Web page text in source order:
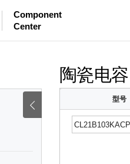
Component
Center
陶瓷电容
型号
mohm
mohm
pH